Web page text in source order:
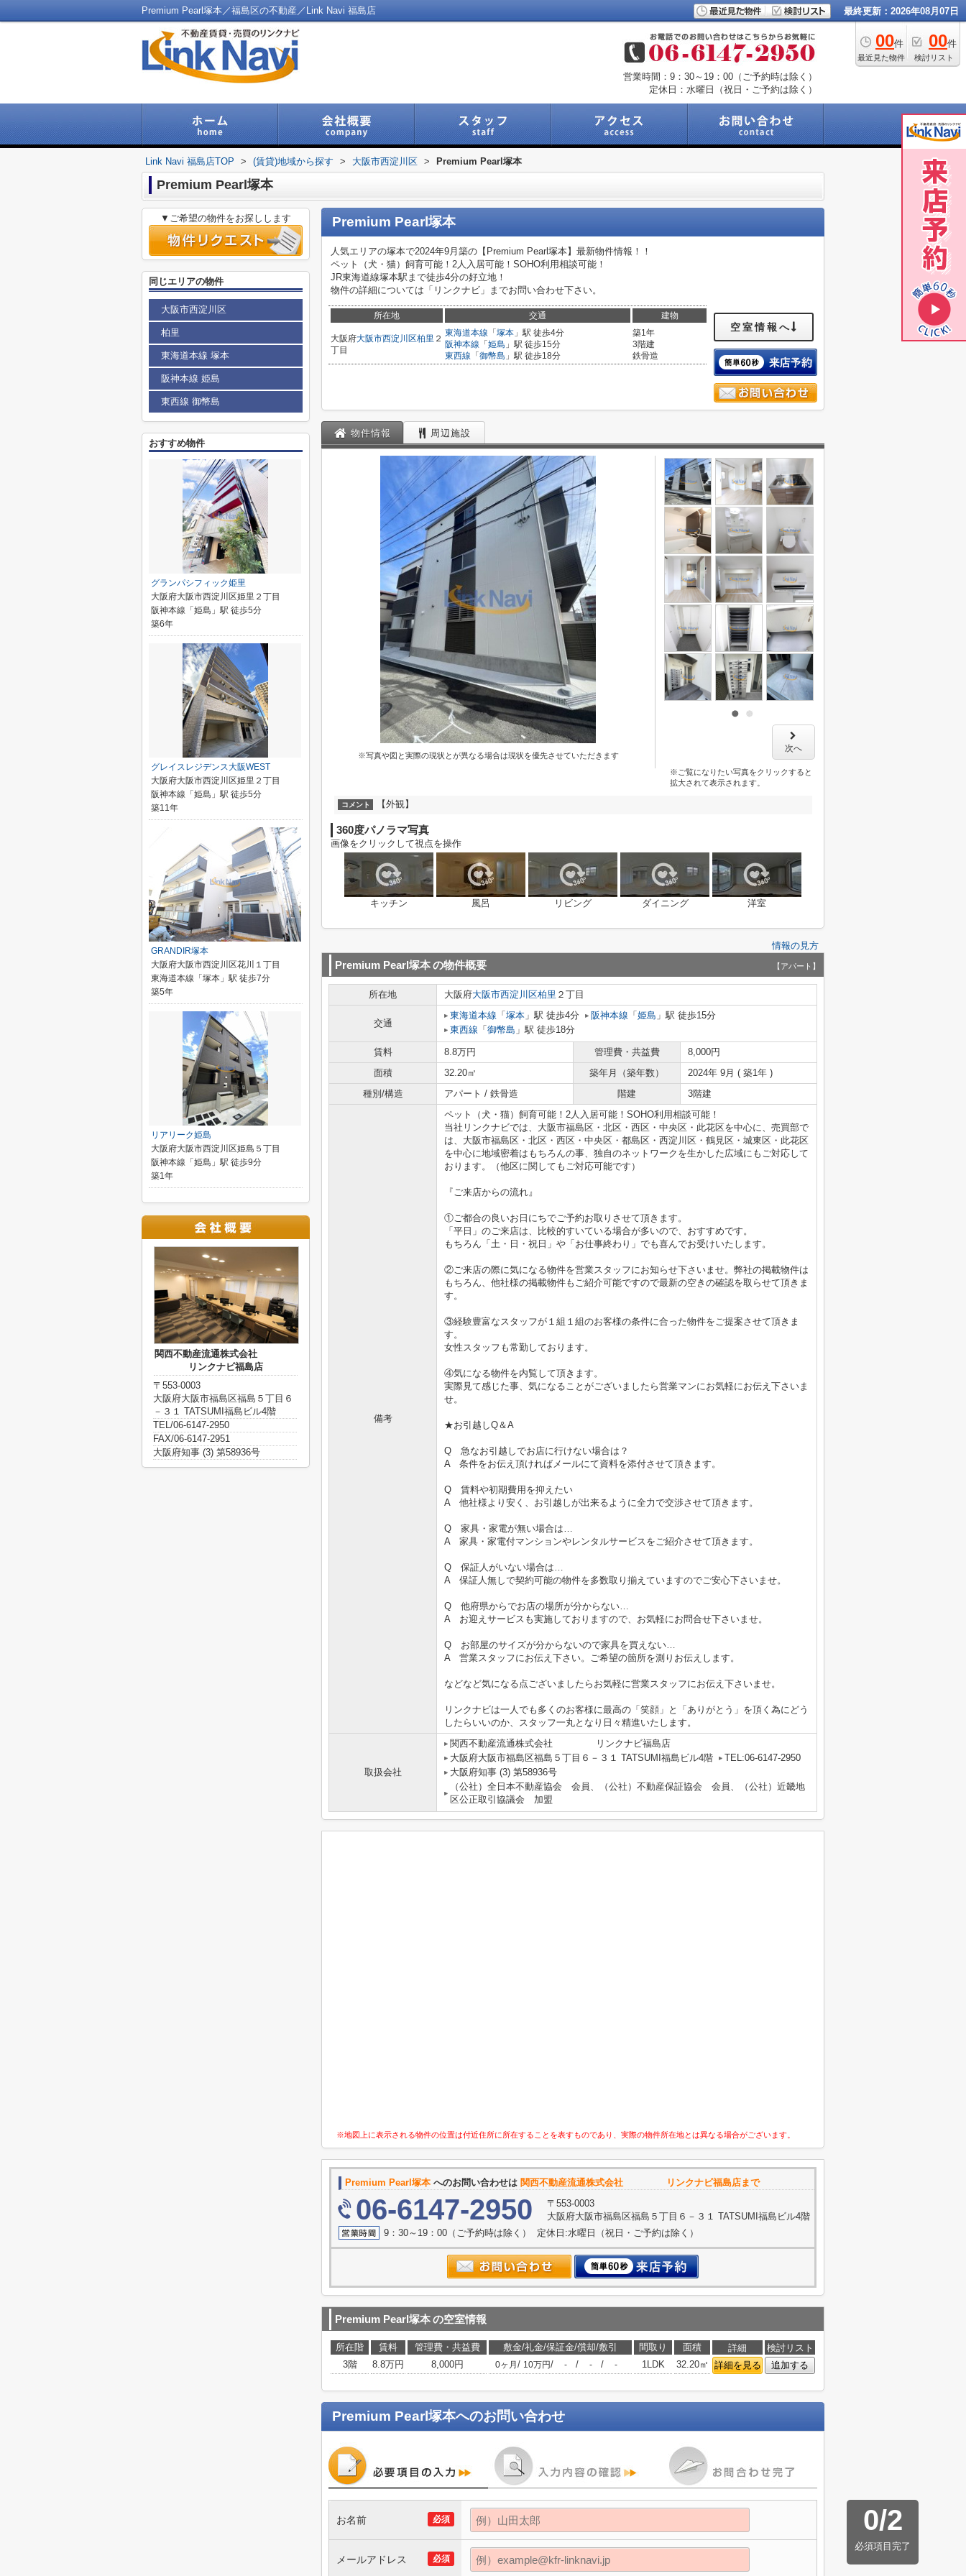
Premium Pearl塚本／福島区の不動産／Link Navi 福島店 最終更新：2026年08月07日
00件
最近見た物件
00件
検討リスト
営業時間：9：30～19：00（ご予約時は除く）
定休日：水曜日（祝日・ご予約は除く）
Link Navi 福島店TOP > (賃貸)地域から探す > 大阪市西淀川区 > Premium Pearl塚本
Premium Pearl塚本
Premium Pearl塚本
人気エリアの塚本で2024年9月築の【Premium Pearl塚本】最新物件情報！！
ペット（犬・猫）飼育可能！2人入居可能！SOHO利用相談可能！
JR東海道線塚本駅まで徒歩4分の好立地！
物件の詳細については「リンクナビ」までお問い合わせ下さい。
所在地 交通 建物
大阪府大阪市西淀川区柏里 ２
丁目
東海道本線 「 塚本 」駅 徒歩4分
阪神本線 「 姫島 」駅 徒歩15分
東西線 「 御幣島 」駅 徒歩18分
築1年
3階建
鉄骨造
空室情報へ
物件情報 周辺施設
※写真や図と実際の現状とが異なる場合は現状を優先させていただきます
次へ
※ご覧になりたい写真をクリックすると
拡大されて表示されます。
コメント 【外観】
360度パノラマ写真
画像をクリックして視点を操作
キッチン 風呂 リビング ダイニング 洋室
情報の見方
Premium Pearl塚本の物件概要 【アパート】
所在地 大阪府大阪市西淀川区柏里 ２丁目
交通
東海道本線 「 塚本 」駅 徒歩4分 阪神本線 「 姫島 」駅 徒歩15分
東西線 「 御幣島 」駅 徒歩18分
賃料 8.8万円 管理費・共益費
8,000円
面積
32.20㎡ 築年月（築年数）
2024年 9月 ( 築1年 )
種別/構造
アパート / 鉄骨造 階建 3階建
備考
ペット（犬・猫）飼育可能！2人入居可能！SOHO利用相談可能！
当社リンクナビでは、大阪市福島区・北区・西区・中央区・此花区を中心に、売買部で
は、大阪市福島区・北区・西区・中央区・都島区・西淀川区・鶴見区・城東区・此花区
を中心に地域密着はもちろんの事、独自のネットワークを生かした広域にもご対応して
おります。（他区に関してもご対応可能です）
『ご来店からの流れ』
①ご都合の良いお日にちでご予約お取りさせて頂きます。
「平日」のご来店は、比較的すいている場合が多いので、おすすめです。
もちろん「土・日・祝日」や「お仕事終わり」でも喜んでお受けいたします。
②ご来店の際に気になる物件を営業スタッフにお知らせ下さいませ。弊社の掲載物件は
もちろん、他社様の掲載物件もご紹介可能ですので最新の空きの確認を取らせて頂きま
す。
③経験豊富なスタッフが１組１組のお客様の条件に合った物件をご提案させて頂きま
す。
女性スタッフも常勤しております。
④気になる物件を内覧して頂きます。
実際見て感じた事、気になることがございましたら営業マンにお気軽にお伝え下さいま
せ。
★お引越しQ＆A
Q 急なお引越しでお店に行けない場合は？
A 条件をお伝え頂ければメールにて資料を添付させて頂きます。
Q 賃料や初期費用を抑えたい
A 他社様より安く、お引越しが出来るように全力で交渉させて頂きます。
Q 家具・家電が無い場合は…
A 家具・家電付マンションやレンタルサービスをご紹介させて頂きます。
Q 保証人がいない場合は…
A 保証人無しで契約可能の物件を多数取り揃えていますのでご安心下さいませ。
Q 他府県からでお店の場所が分からない…
A お迎えサービスも実施しておりますので、お気軽にお問合せ下さいませ。
Q お部屋のサイズが分からないので家具を買えない…
A 営業スタッフにお伝え下さい。ご希望の箇所を測りお伝えします。
などなど気になる点ございましたらお気軽に営業スタッフにお伝え下さいませ。
リンクナビは一人でも多くのお客様に最高の「笑顔」と「ありがとう」を頂く為にどう
したらいいのか、スタッフ一丸となり日々精進いたします。
取扱会社
関西不動産流通株式会社 リンクナビ福島店
大阪府大阪市福島区福島５丁目６－３１ TATSUMI福島ビル4階
TEL:06-6147-2950
大阪府知事 (3) 第58936号
（公社）全日本不動産協会 会員、（公社）不動産保証協会 会員、（公社）近畿地
区公正取引協議会 加盟
※地図上に表示される物件の位置は付近住所に所在することを表すものであり、実際の物件所在地とは異なる場合がございます。
Premium Pearl塚本 へのお問い合わせは 関西不動産流通株式会社 リンクナビ福島店まで
06-6147-2950
〒553-0003
大阪府大阪市福島区福島５丁目６－３１ TATSUMI福島ビル4階
9：30～19：00（ご予約時は除く） 定休日:水曜日（祝日・ご予約は除く）
Premium Pearl塚本の空室情報
所在階 賃料 管理費・共益費 敷金/礼金/保証金/償却/敷引 間取り 面積 詳細
検討リスト
3階
8.8万円 8,000円 0ヶ月 / 10万円/ - / - / - 1LDK 32.20㎡ 詳細を見る 追加する
Premium Pearl塚本へのお問い合わせ
0/2
必須項目完了
必須
お名前
必須
メールアドレス
▼ご希望の物件をお探しします
同じエリアの物件
大阪市西淀川区
柏里
東海道本線 塚本
阪神本線 姫島
東西線 御幣島
おすすめ物件
グランパシフィック姫里
大阪府大阪市西淀川区姫里２丁目
阪神本線「姫島」駅 徒歩5分
築6年
グレイスレジデンス大阪WEST
大阪府大阪市西淀川区姫里２丁目
阪神本線「姫島」駅 徒歩5分
築11年
GRANDIR塚本
大阪府大阪市西淀川区花川１丁目
東海道本線「塚本」駅 徒歩7分
築5年
リアリーク姫島
大阪府大阪市西淀川区姫島５丁目
阪神本線「姫島」駅 徒歩9分
築1年
関西不動産流通株式会社
リンクナビ福島店
〒553-0003
大阪府大阪市福島区福島５丁目６
－３１ TATSUMI福島ビル4階
TEL/06-6147-2950
FAX/06-6147-2951
大阪府知事 (3) 第58936号